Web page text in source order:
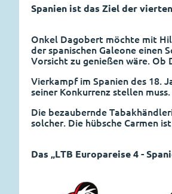
Spanien ist das Ziel der
Onkel Dagobert möchte mit
der spanischen Galeone einen
Vorsicht zu genießen wäre.
Vierkampf im Spanien des 18.
seiner Konkurrenz stellen
Die bezaubernde
solcher. Die hübsche Carmen
Das „LTB Europareise 4 -